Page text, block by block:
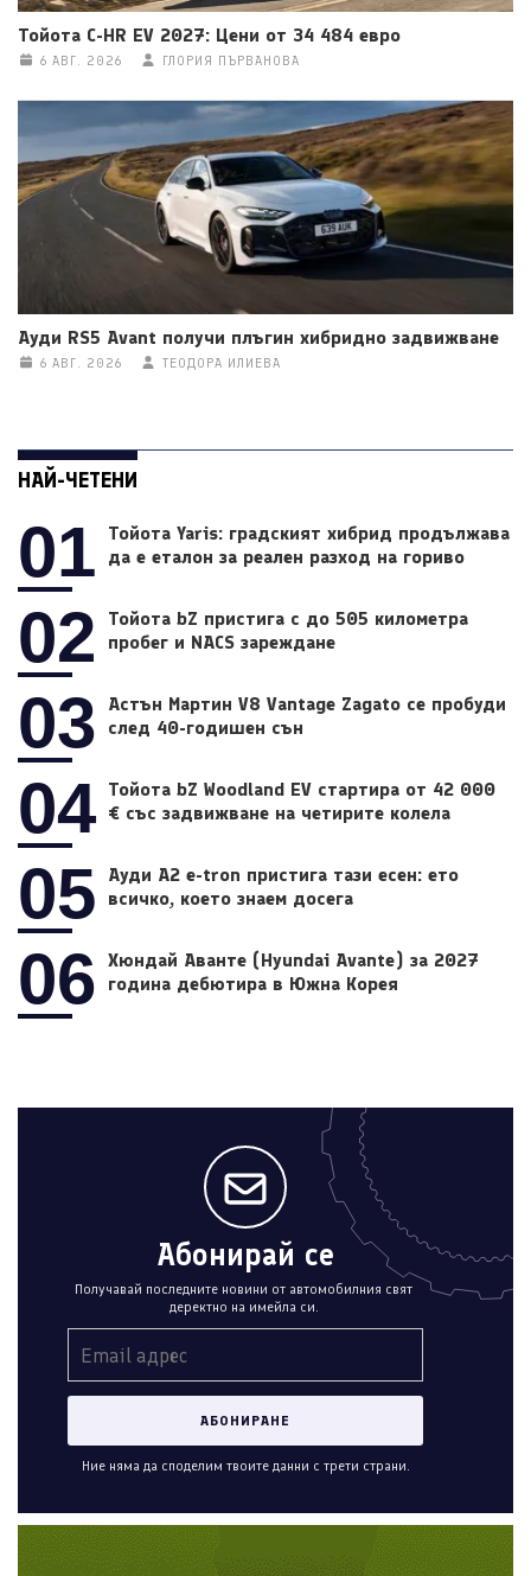
Тойота C-HR EV 2027: Цени от 34 484 евро
6 АВГ. 2026 ГЛОРИЯ ПЪРВАНОВА
Ауди RS5 Avant получи плъгин хибридно задвижване
6 АВГ. 2026 ТЕОДОРА ИЛИЕВА
НАЙ-ЧЕТЕНИ
01
Тойота Yaris: градският хибрид продължава
да е еталон за реален разход на гориво
02
Тойота bZ пристига с до 505 километра
пробег и NACS зареждане
03
Астън Мартин V8 Vantage Zagato се пробуди
след 40-годишен сън
04 Тойота bZ Woodland EV стартира от 42 000
€ със задвижване на четирите колела
05
Ауди A2 e-tron пристига тази есен: ето
всичко, което знаем досега
06
Хюндай Аванте (Hyundai Avante) за 2027
година дебютира в Южна Корея
Абонирай се
Получавай последните новини от автомобилния свят
деректно на имейла си.
Ние няма да споделим твоите данни с трети страни.